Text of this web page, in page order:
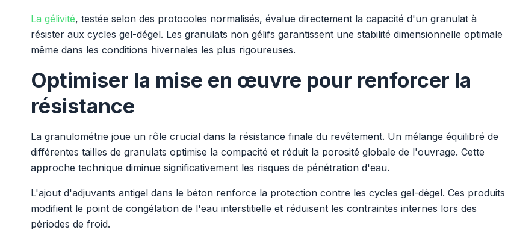
La gélivité, testée selon des protocoles normalisés, évalue directement la capacité d'un granulat à
résister aux cycles gel-dégel. Les granulats non gélifs garantissent une stabilité dimensionnelle optimale
même dans les conditions hivernales les plus rigoureuses.
Optimiser la mise en œuvre pour renforcer la
résistance
La granulométrie joue un rôle crucial dans la résistance finale du revêtement. Un mélange équilibré de
différentes tailles de granulats optimise la compacité et réduit la porosité globale de l'ouvrage. Cette
approche technique diminue significativement les risques de pénétration d'eau.
L'ajout d'adjuvants antigel dans le béton renforce la protection contre les cycles gel-dégel. Ces produits
modifient le point de congélation de l'eau interstitielle et réduisent les contraintes internes lors des
périodes de froid.